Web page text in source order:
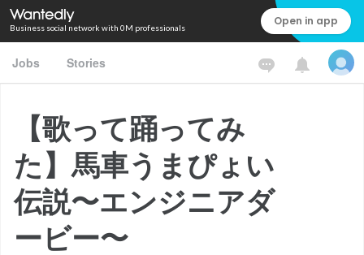
Business social network with 0M professionals Open in app
Jobs Stories
【歌って踊ってみ
た】馬車うまぴょい
伝説〜エンジニアダ
ービー〜